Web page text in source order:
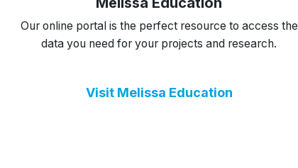
Our online portal is the perfect resource to access the
data you need for your projects and research.
Visit Melissa Education